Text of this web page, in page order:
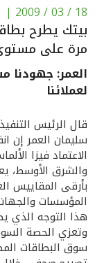
الاستثمار
القنوات
أدوات
خدمات ما
اتصل بنا
مواقع الفروع
18 / 03 / 2009
|
بيتك يطرح
مرة على
العمر: جهودنا
لعملائنا
قال الرئيس
سليمان العمر إن
الاعتماد فيزا
والشرق الأوسط،
بأرقى المقاييس
المؤسسات
هذا التوجه الذي
وتعزي الحصة
سوق البطاقات